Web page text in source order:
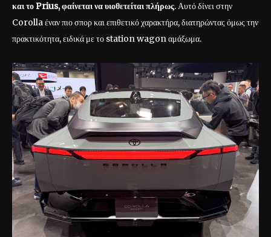
και το Prius, φαίνεται να υιοθετείται πλήρως. Αυτό δίνει στην
Corolla έναν πιο σπορ και επιθετικό χαρακτήρα, διατηρώντας όμως την
πρακτικότητα, ειδικά με το station wagonαμάξωμα.